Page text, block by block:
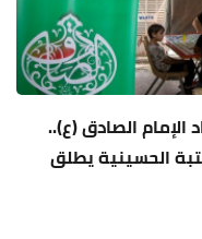
الصادق (ع)..
الحسينية يطلق